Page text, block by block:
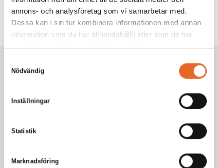
annons- och analysföretag som vi samarbetar med.
Dessa kan i sin tur kombinera informationen med annan
information som du har tillhandahållit eller som de har
Nödvändig
Inställningar
Statistik
Marknadsföring
Kikiriki Partycenter
med omnejd med uthyrning av tält, möbler och porslin
till fester, bröllop och företagsevent. Tryggt. Proffsigt.